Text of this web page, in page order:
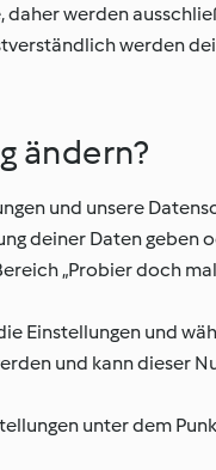
werden
werden
ändern?
und unsere
deiner Daten geben
„Probier doch
Einstellungen und
und kann dieser
unter dem